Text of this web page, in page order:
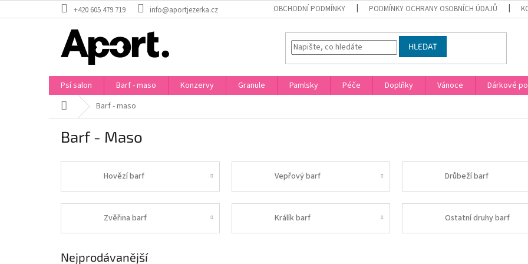
na
+420 605 479 719 info@aportjezerka.cz OBCHODNÍ PODMÍNKY PODMÍNKY OCHRANY OSOBNÍCH ÚDAJŮ
HLEDAT
Psí salon Barf - maso Konzervy Granule Pamlsky Péče Doplňky Vánoce Dárkové
Domů Barf - maso
Barf - Maso
Hovězí barf Vepřový barf Drůbeží barf
Zvěřina barf Králík barf Ostatní druhy barf
Nejprodávanější